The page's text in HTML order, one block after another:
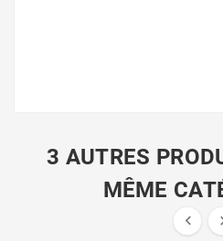
3 AUTRES
MÊME
